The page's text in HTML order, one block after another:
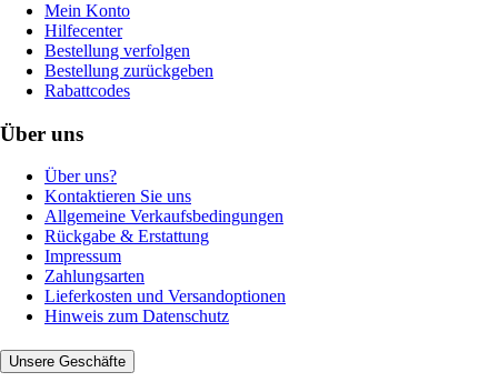
Mein Konto
Hilfecenter
Bestellung verfolgen
Bestellung zurückgeben
Rabattcodes
Über uns
Über uns?
Kontaktieren Sie uns
Allgemeine Verkaufsbedingungen
Rückgabe & Erstattung
Impressum
Zahlungsarten
Lieferkosten und Versandoptionen
Hinweis zum Datenschutz
Unsere Geschäfte